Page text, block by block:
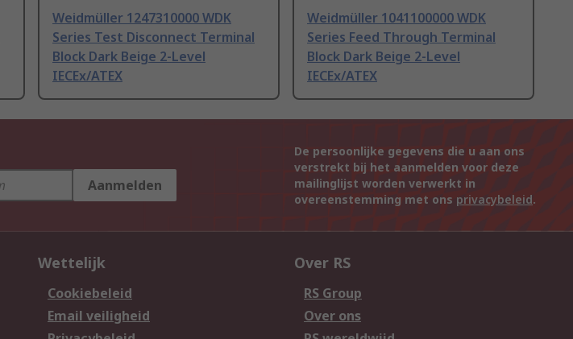
Weidmüller 1247310000 WDK
Series Test Disconnect Terminal
Block Dark Beige 2-Level
IECEx/ATEX
Weidmüller 1041100000 WDK
Series Feed Through Terminal
Block Dark Beige 2-Level
IECEx/ATEX
Aanmelden
De persoonlijke gegevens die u aan ons
verstrekt bij het aanmelden voor deze
mailinglijst worden verwerkt in
overeenstemming met ons privacybeleid.
Wettelijk
Cookiebeleid
Email veiligheid
Over RS
RS Group
Over ons